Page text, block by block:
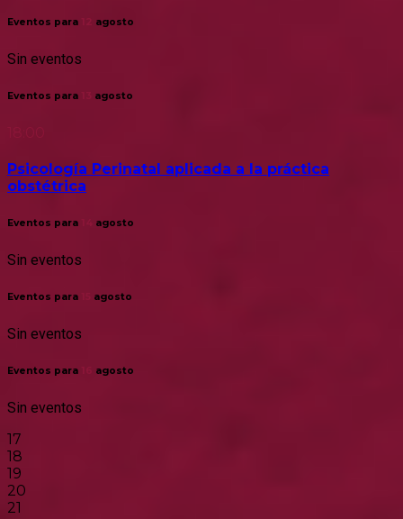
Eventos para agosto
Sin eventos
Eventos para agosto
Psicología Perinatal aplicada a la práctica
obstétrica
Eventos para agosto
Sin eventos
Eventos para agosto
Sin eventos
Eventos para agosto
Sin eventos
17
18
19
20
21